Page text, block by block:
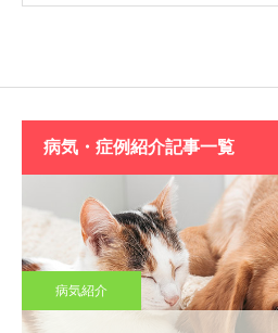
病気・症例紹介記事一覧
病気紹介